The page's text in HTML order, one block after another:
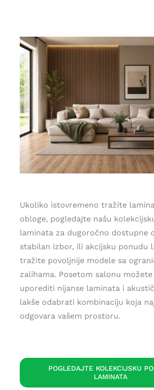
Ukoliko istovremeno tražite
obloge, pogledajte našu
laminata za dugoročno dostupne
stabilan izbor, ili akcijsku ponudu
tražite povoljnije modele sa
zalihama. Posetom salonu
uporediti nijanse laminata i
lakše odabrati kombinaciju koja
odgovara vašem prostoru.
POGLEDAJTE KOLEKCIJSKU
LAMINATA